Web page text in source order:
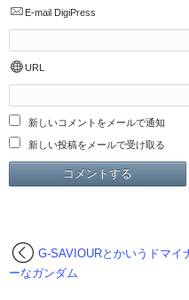
E-mail DigiPress
URL
新しいコメントをメールで通知
新しい投稿をメールで受け取る
G-SAVIOURとかいうドマイ
ーなガンダム